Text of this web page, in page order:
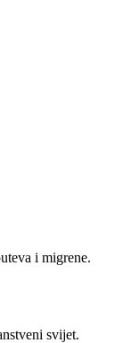
i migrene.
svijet.